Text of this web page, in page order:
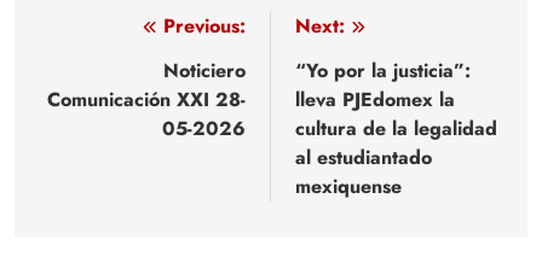
Navegación
entradas
Previous:
Noticiero
Comunicación XXI 28-
05-2026
Next:
“Yo por la justicia”:
lleva PJEdomex la
cultura de la legalidad
al estudiantado
mexiquense